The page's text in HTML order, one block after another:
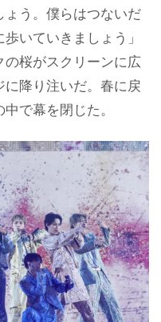
う。僕らはつないだ
いていきましょう」
の桜がスクリーンに広
降り注いだ。春に戻
で幕を閉じた。